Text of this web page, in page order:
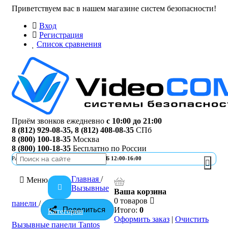
Приветствуем вас в нашем магазине систем безопасности!
Вход
Регистрация
Список сравнения
Приём звонков ежедневно с 10:00 до 21:00
8 (812) 929-08-35, 8 (812) 408-08-35 СПб
8 (800) 100-18-35 Москва
8 (800) 100-18-35 Бесплатно по России
Работа офисаПН-ПТ 10:00-19:00 | СБ 12:00-16:00
Меню
Категории
Ваша корзина
0 товаров
Итого: 0
Оформить заказ | Очистить
Поделиться
Главная /
Вызывные
панели /
Вызывные панели Tantos